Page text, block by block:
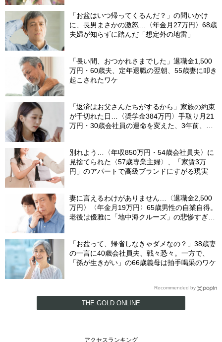
「お盆はいつ帰ってくるんだ？」の問いかけ
に、長男まさかの激怒…〈年金月27万円〉68歳
夫婦が知らずに踏んだ「想定外の地雷」
「長い間、おつかれさまでした」退職金1,500
万円・60歳夫、定年退職の翌朝、55歳妻に叩き
起こされたワケ
「返済はお父さんたちがするから」家族の約束
が千切れた日…〈奨学金384万円〉手取り月21
万円・30歳会社員の運命を変えた、3年前、見
別れよう…〈年収850万円・54歳会社員夫〉に
見捨てられた〈57歳専業主婦〉、「家賃3万
円」のアパートで高級ブランドにすがる現実
妻に言えるわけがありません…〈退職金2,500
万円〉〈年金月19万円〉65歳男性の自業自得。
老後は優雅に「地中海クルーズ」の悲惨すぎる
「お盆って、帰省しなきゃダメなの？」38歳妻
の一言に40歳会社員夫、戦々恐々。一方で、
「孫が生きがい」の66歳義母は拍手喝采のワケ
Recommended by
THE GOLD ONLINE
アクセスランキング